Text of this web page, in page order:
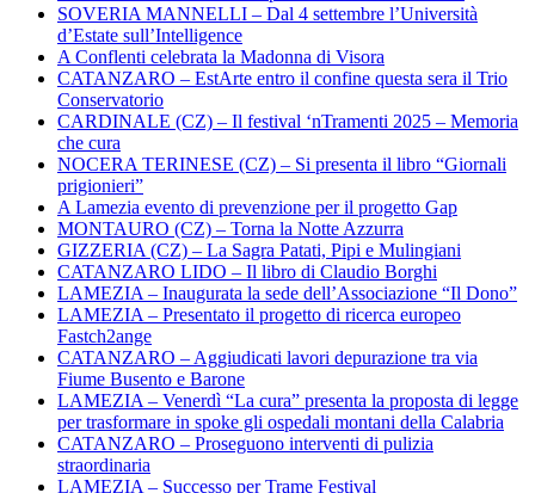
SOVERIA MANNELLI – Dal 4 settembre l’Università
d’Estate sull’Intelligence
A Conflenti celebrata la Madonna di Visora
CATANZARO – EstArte entro il confine questa sera il Trio
Conservatorio
CARDINALE (CZ) – Il festival ‘nTramenti 2025 – Memoria
che cura
NOCERA TERINESE (CZ) – Si presenta il libro “Giornali
prigionieri”
A Lamezia evento di prevenzione per il progetto Gap
MONTAURO (CZ) – Torna la Notte Azzurra
GIZZERIA (CZ) – La Sagra Patati, Pipi e Mulingiani
CATANZARO LIDO – Il libro di Claudio Borghi
LAMEZIA – Inaugurata la sede dell’Associazione “Il Dono”
LAMEZIA – Presentato il progetto di ricerca europeo
Fastch2ange
CATANZARO – Aggiudicati lavori depurazione tra via
Fiume Busento e Barone
LAMEZIA – Venerdì “La cura” presenta la proposta di legge
per trasformare in spoke gli ospedali montani della Calabria
CATANZARO – Proseguono interventi di pulizia
straordinaria
LAMEZIA – Successo per Trame Festival